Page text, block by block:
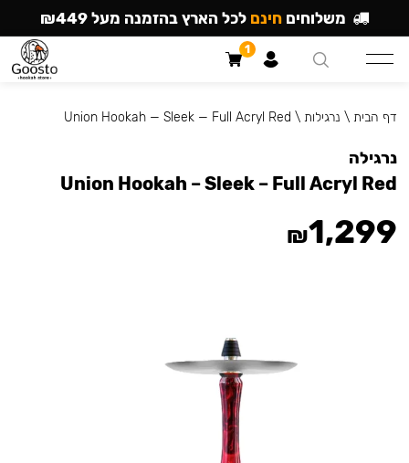
דף הבית \ נרגילות \
Union Hookah — Sleek — Full Acryl Red
נרגילה
Union Hookah – Sleek – Full Acryl Red
₪1,299
משלוחים חינם לכל הארץ בהזמנה מעל ₪449
1